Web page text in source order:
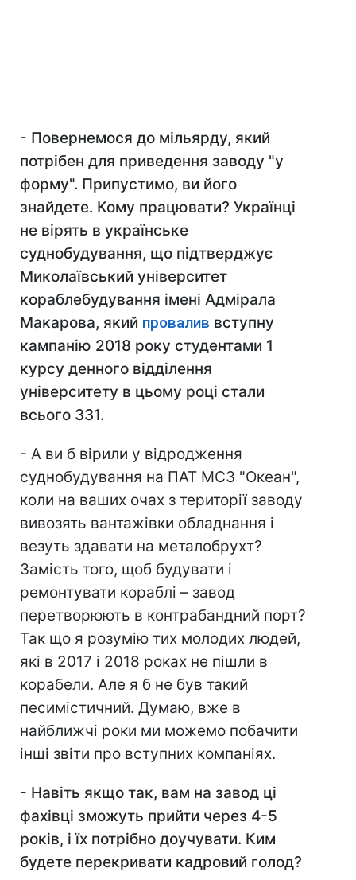
- Повернемося до мільярду, який
потрібен для приведення заводу "у
форму". Припустимо, ви його
знайдете. Кому працювати? Українці
не вірять в українське
суднобудування, що підтверджує
Миколаївський університет
кораблебудування імені Адмірала
Макарова, який провалив вступну
кампанію 2018 року студентами 1
курсу денного відділення
університету в цьому році стали
всього 331.
- А ви б вірили у відродження
суднобудування на ПАТ МСЗ "Океан",
коли на ваших очах з території заводу
вивозять вантажівки обладнання і
везуть здавати на металобрухт?
Замість того, щоб будувати і
ремонтувати кораблі – завод
перетворюють в контрабандний порт?
Так що я розумію тих молодих людей,
які в 2017 і 2018 роках не пішли в
корабели. Але я б не був такий
песимістичний. Думаю, вже в
найближчі роки ми можемо побачити
інші звіти про вступних компаніях.
- Навіть якщо так, вам на завод ці
фахівці зможуть прийти через 4-5
років, і їх потрібно доучувати. Ким
будете перекривати кадровий голод?